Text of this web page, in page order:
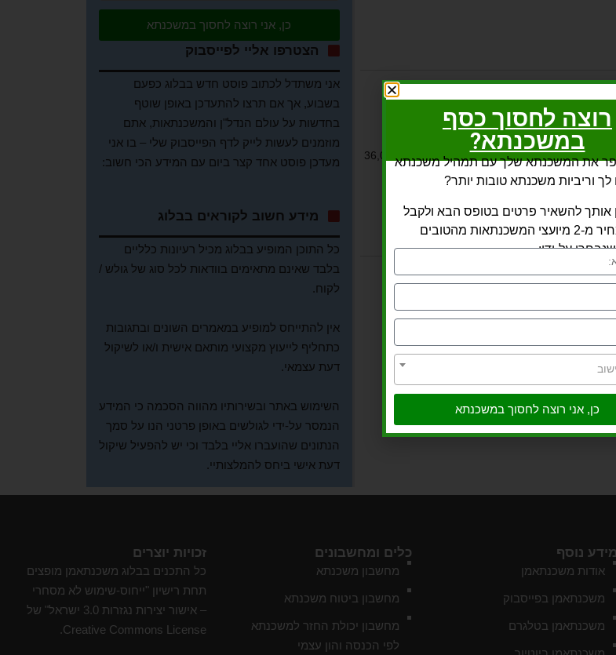
לדרך במחיר למשתכן
לאחר 2 הגרלות ענק במסגרת מחיר למשתכן בהן הגורלו כ-25,000 יח"ד (וסה"כ כ-36,000
הגרלת הענק השלישית במסגרת התכנית. אני
כן, אני רוצה לחסוך במשכנתא
הצטרפו אליי לפייסבוק
אני משתדל לכתוב פוסט חדש בבלוג כפעם
בשבוע, אך אם תרצו להתעדכן באופן שוטף
בחדשות על עולם הנדל"ן והמשכנתאות, אתם
מוזמנים לעשות לייק לדף הפייסבוק שלי – בו אני
מעדכן פוסט אחד קצר ביום עם המידע הכי חשוב:
מידע חשוב לקוראים בבלוג
כל התוכן המופיע בבלוג מכיל רעיונות כלליים
בלבד שאינם מתאימים בוודאות לכל סוג של גולש /
לקוח.
אין להתייחס למופיע במאמרים השונים ובתגובות
כתחליף לייעוץ מקצועי מותאם אישית ו/או לשיקול
דעת עצמאי.
השימוש באתר ובשירותיו מהווה הסכמה כי המידע
הנמסר על-ידי לגולשים באופן פרטני הנו על סמך
הנתונים שהועברו אליי בלבד וכי יש להפעיל שיקול
דעת אישי ביחס להמלצותיי.
מידע נוסף
אודות משכנתאמן
משכנתאמן בפייסבוק
משכנתאמן בטלגרם
כלים ומחשבונים
מחשבון משכנתא
מחשבון ביטוח משכנתא
מחשבון יכולת החזר למשכנתא
לפי הכנסה והון עצמי
זכויות יוצרים
כל התכנים בבלוג משכנתאמן מופצים
תחת רישיון "ייחוס-שימוש לא מסחרי
– אישור יצירות נגזרות 3.0 ישראל" של
Creative Commons License.
רוצה לחסוך כסף
במשכנתא?
את המשכנתא שלך עם תמהיל משכנתא
וריביות משכנתא טובות יותר?
אותך להשאיר פרטים בטופס הבא ולקבל
הצעות מחיר מ-2 מיועצי המשכנתאות מהטובים
על-ידי:
כן, אני רוצה לחסוך במשכנתא